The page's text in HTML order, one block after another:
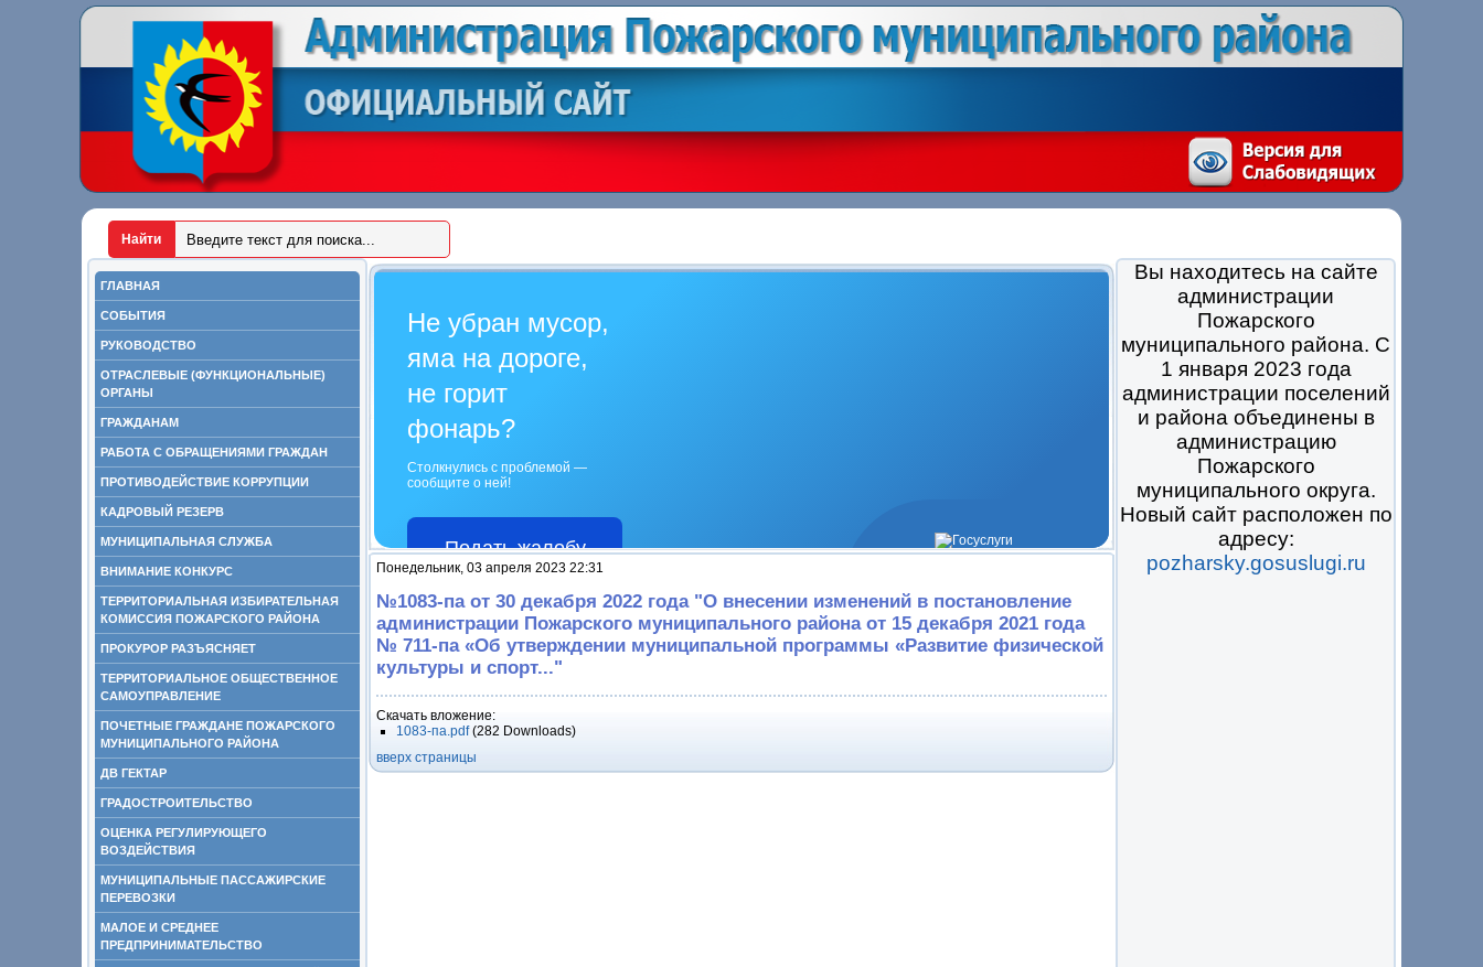
ГЛАВНАЯ
СОБЫТИЯ
РУКОВОДСТВО
ОТРАСЛЕВЫЕ (ФУНКЦИОНАЛЬНЫЕ)
ОРГАНЫ
ГРАЖДАНАМ
РАБОТА С ОБРАЩЕНИЯМИ ГРАЖДАН
ПРОТИВОДЕЙСТВИЕ КОРРУПЦИИ
КАДРОВЫЙ РЕЗЕРВ
МУНИЦИПАЛЬНАЯ СЛУЖБА
ВНИМАНИЕ КОНКУРС
ТЕРРИТОРИАЛЬНАЯ ИЗБИРАТЕЛЬНАЯ
КОМИССИЯ ПОЖАРСКОГО РАЙОНА
ПРОКУРОР РАЗЪЯСНЯЕТ
ТЕРРИТОРИАЛЬНОЕ ОБЩЕСТВЕННОЕ
САМОУПРАВЛЕНИЕ
ПОЧЕТНЫЕ ГРАЖДАНЕ ПОЖАРСКОГО
МУНИЦИПАЛЬНОГО РАЙОНА
ДВ ГЕКТАР
ГРАДОСТРОИТЕЛЬСТВО
ОЦЕНКА РЕГУЛИРУЮЩЕГО
ВОЗДЕЙСТВИЯ
МУНИЦИПАЛЬНЫЕ ПАССАЖИРСКИЕ
ПЕРЕВОЗКИ
МАЛОЕ И СРЕДНЕЕ
ПРЕДПРИНИМАТЕЛЬСТВО
Вы находитесь на сайте
администрации
Пожарского
муниципального района. С
1 января 2023 года
администрации поселений
и района объединены в
администрацию
Пожарского
муниципального округа.
Новый сайт расположен по
адресу:
pozharsky.gosuslugi.ru
Не убран мусор,
яма на дороге,
не горит
фонарь?
Столкнулись с проблемой —
сообщите о ней!
Подать жалобу
Понедельник, 03 апреля 2023 22:31
№1083-па от 30 декабря 2022 года "О внесении изменений в постановление
администрации Пожарского муниципального района от 15 декабря 2021 года
№ 711-па «Об утверждении муниципальной программы «Развитие физической
культуры и спорт..."
Скачать вложение:
1083-па.pdf(282 Downloads)
вверх страницы